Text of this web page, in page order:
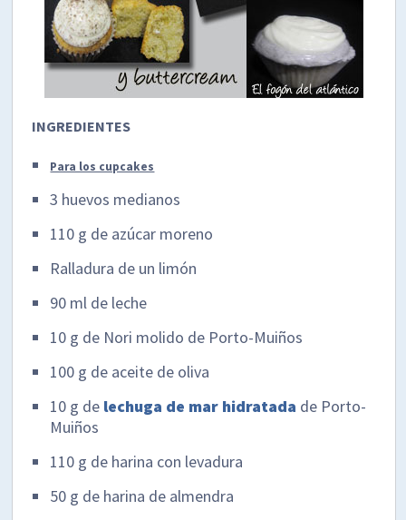
INGREDIENTES
Para los cupcakes
3 huevos medianos
110 g de azúcar moreno
Ralladura de un limón
90 ml de leche
10 g de Nori molido de Porto-Muiños
100 g de aceite de oliva
10 g de lechuga de mar hidratada de Porto-
Muiños
110 g de harina con levadura
50 g de harina de almendra